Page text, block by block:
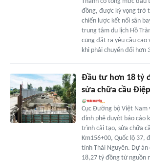
đồng, được kỳ vọng trở
chiến lược kết nối sân
trung tâm du lịch Hồ
cũng đặt ra yêu cầu
khi phải chuyển đổi hơn
Đầu tư hơn 18 tỷ
sửa chữa cầu
Cục Đường bộ Việt Nam
định phê duyệt báo cáo
trình cải tạo, sửa chữa
Km156+00, Quốc lộ 37,
tỉnh Thái Nguyên. Dự
18,27 tỷ đồng từ nguồn